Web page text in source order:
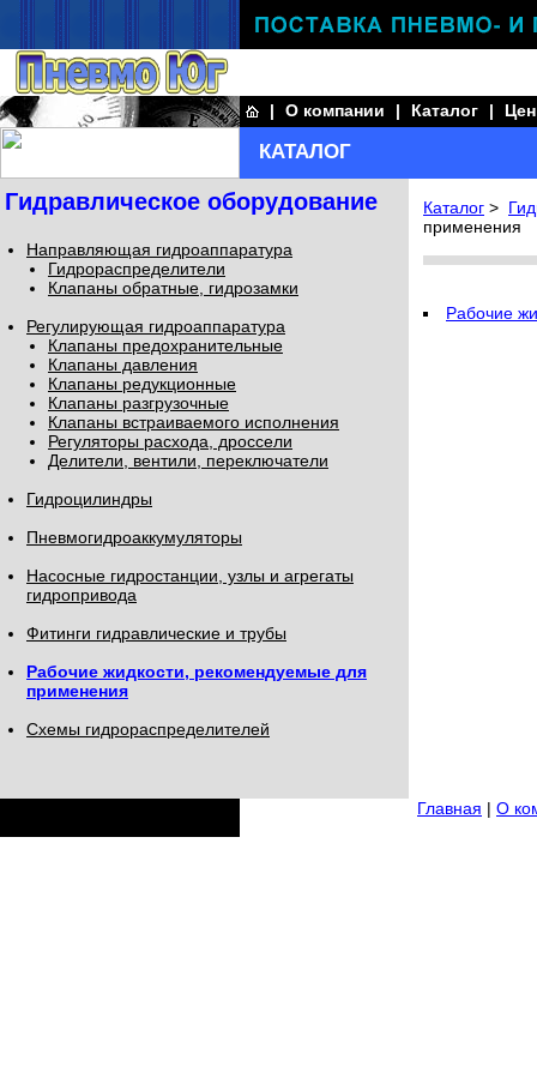
| О компании | Каталог |
КАТАЛОГ
Гидравлическое оборудование
Направляющая гидроаппаратура
Гидрораспределители
Клапаны обратные, гидрозамки
Регулирующая гидроаппаратура
Клапаны предохранительные
Клапаны давления
Клапаны редукционные
Клапаны разгрузочные
Клапаны встраиваемого исполнения
Регуляторы расхода, дроссели
Делители, вентили, переключатели
Гидроцилиндры
Пневмогидроаккумуляторы
Насосные гидростанции, узлы и агрегаты
гидропривода
Фитинги гидравлические и трубы
Рабочие жидкости, рекомендуемые для
применения
Схемы гидрораспределителей
Каталог >
применения
Рабочие
Главная | О